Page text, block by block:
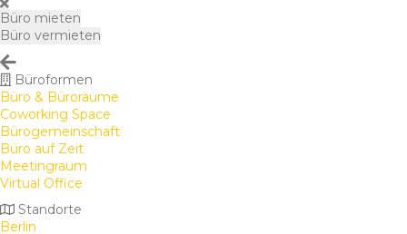
Büro mieten
Büro vermieten
Büroformen
Büro & Büroräume
Coworking Space
Bürogemeinschaft
Büro auf Zeit
Meetingraum
Virtual Office
Standorte
Berlin